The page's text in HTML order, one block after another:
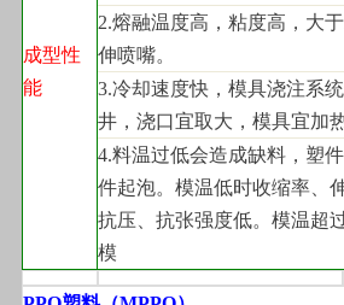
成型性
能
2.熔融温度高，粘度高，大
伸喷嘴。
3.冷却速度快，模具浇注系
井，浇口宜取大，模具宜加热
4.料温过低会造成缺料，塑
件起泡。模温低时收缩率、
抗压、抗张强度低。模温超
模